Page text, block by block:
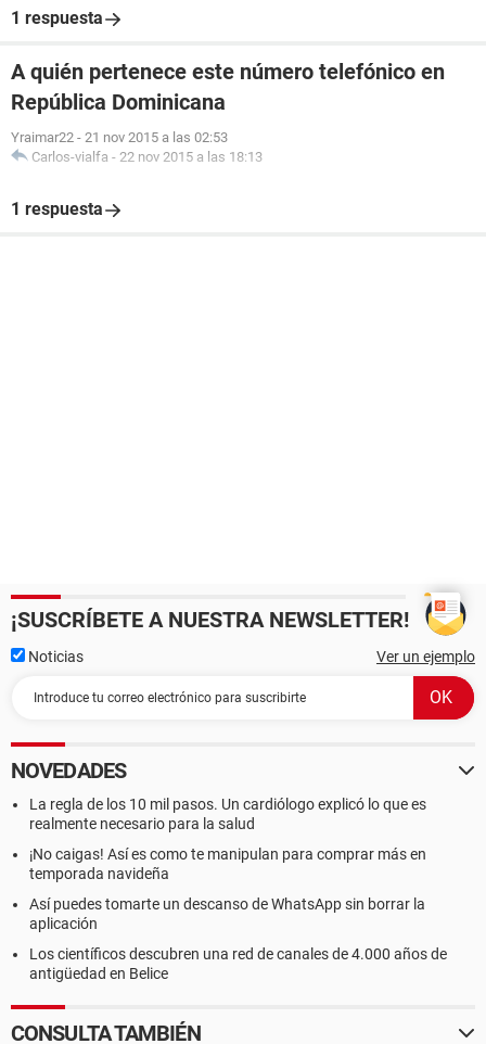
1 respuesta
A quién pertenece este número telefónico en
República Dominicana
Yraimar22 - 21 nov 2015 a las 02:53
Carlos-vialfa - 22 nov 2015 a las 18:13
1 respuesta
¡SUSCRÍBETE A NUESTRA NEWSLETTER!
Noticias Ver un ejemplo
NOVEDADES
La regla de los 10 mil pasos. Un cardiólogo explicó lo que es
realmente necesario para la salud
¡No caigas! Así es como te manipulan para comprar más en
temporada navideña
Así puedes tomarte un descanso de WhatsApp sin borrar la
aplicación
Los científicos descubren una red de canales de 4.000 años de
antigüedad en Belice
CONSULTA TAMBIÉN